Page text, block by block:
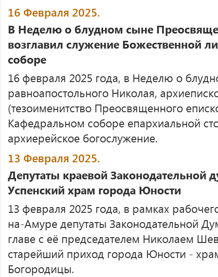
16 Февраля 2025.
В Неделю о блудном сыне
возглавил служение Божественной
соборе
16 февраля 2025 года, в Неделю о
равноапостольного Николая,
(тезоименитство Преосвященного
Кафедральном соборе епархиальной
архиерейское богослужение.
13 Февраля 2025.
Депутаты краевой Законодательной
Успенский храм города Юности
13 февраля 2025 года, в рамках
на-Амуре депутаты Законодательной
главе с её председателем Николаем
старейший приход города Юности -
Богородицы.